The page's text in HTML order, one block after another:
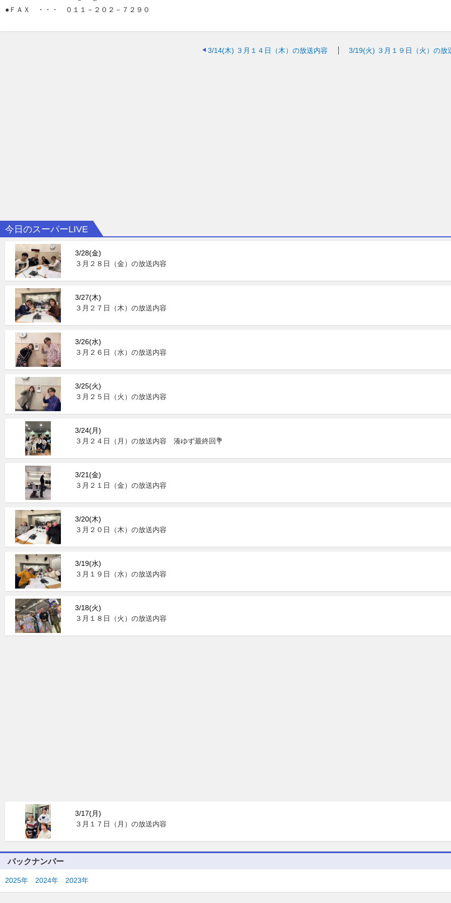
●ＦＡＸ ・・・ ０１１－２０２－７２９０
3/14(木) ３月１４日（木）の放送内容 3/19(火) ３月１９日（火）の放
今日のスーパーLIVE
3/28(金)
３月２８日（金）の放送内容
3/27(木)
３月２７日（木）の放送内容
3/26(水)
３月２６日（水）の放送内容
3/25(火)
３月２５日（火）の放送内容
3/24(月)
３月２４日（月）の放送内容 湊ゆず最終回💐
3/21(金)
３月２１日（金）の放送内容
3/20(木)
３月２０日（木）の放送内容
3/19(水)
３月１９日（水）の放送内容
3/18(火)
３月１８日（火）の放送内容
3/17(月)
３月１７日（月）の放送内容
バックナンバー
2025年 2024年 2023年